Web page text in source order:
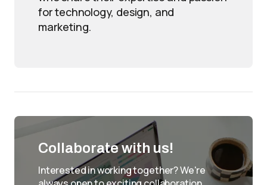
for technology, design, and
marketing.
Collaborate with us!
Interested in working together? We're